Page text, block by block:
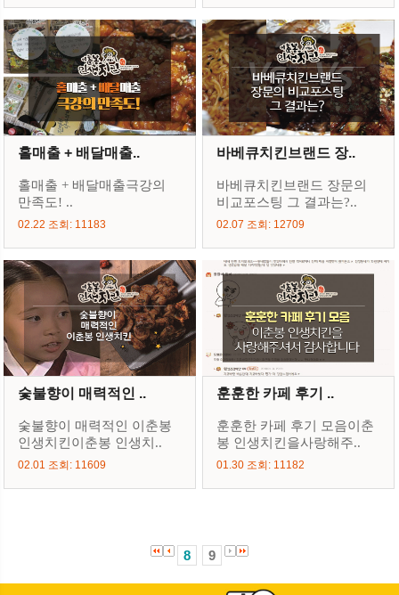
홀매출 + 배달매출..
홀매출 + 배달매출극강의
만족도! ..
02.22 조회: 11183
바베큐치킨브랜드 장..
바베큐치킨브랜드 장문의
비교포스팅 그 결과는?..
02.07 조회: 12709
숯불향이 매력적인 ..
숯불향이 매력적인 이춘봉
인생치킨이춘봉 인생치..
02.01 조회: 11609
훈훈한 카페 후기 ..
훈훈한 카페 후기 모음이춘
봉 인생치킨을사랑해주..
01.30 조회: 11182
8 9